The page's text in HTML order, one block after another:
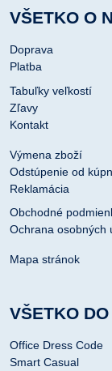
VŠETKO O
Doprava
Platba
Tabuľky veľkostí
Zľavy
Kontakt
Výmena zboží
Odstúpenie od
Reklamácia
Obchodné
Ochrana osobných
Mapa stránok
VŠETKO
Office Dress Code
Smart Casual